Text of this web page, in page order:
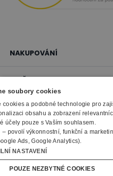
NAKUPOVÁNÍ
Doprava a montáž
Možnosti platby
Záruka, servis, reklamace
Ochrana osobních údajů
Informace o cookies
Jak nakupovat
Online poptávka
SLUŽBY
Naše katalogy
Reklamační formulář
Výroba kancelářského nábytku
Zpracování elektroodpadu
E-Procurement
Prohlášení o přístupnosti
O FIRMĚ
O nás
Kontakty
Členství v organizacích
Ocenění a certifikáty
Naše eshopy
© 2010 - 2026 B2B Partner
soubory cookies
cookies a podobné technologie pro
obsahu a zobrazení
účely pouze s Vaším souhlasem.
– povolí výkonnostní, funkční a
Ads, Google Analytics).
cookies– odmítne vše nad
kdykoli změnit vinformacích o
NASTAVENÍ
POUZE NEZBYTNÉ COOKIES